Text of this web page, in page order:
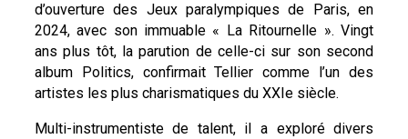
d’ouverture des Jeux paralympiques de Paris, en
2024, avec son immuable « La Ritournelle ». Vingt
ans plus tôt, la parution de celle-ci sur son second
album Politics, confirmait Tellier comme l’un des
artistes les plus charismatiques du XXIe siècle.
Multi-instrumentiste de talent, il a exploré divers